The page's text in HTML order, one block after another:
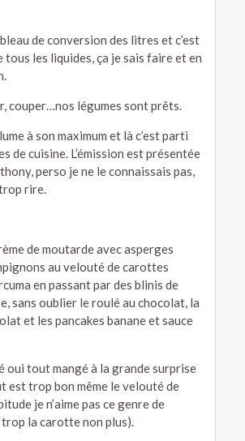
de conversion des litres et c’est
tous les liquides, ça je sais faire et en
couper…nos légumes sont prêts.
à son maximum et là c’est parti
de cuisine. L’émission est présentée
perso je ne le connaissais pas,
rire.
de moutarde avec asperges
au velouté de carottes
en passant par des blinis de
sans oublier le roulé au chocolat, la
et les pancakes banane et sauce
oui tout mangé à la grande surprise
est trop bon même le velouté de
je n’aime pas ce genre de
la carotte non plus).